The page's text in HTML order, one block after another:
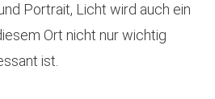
Portrait, Licht wird auch ein
Ort nicht nur wichtig
ist.